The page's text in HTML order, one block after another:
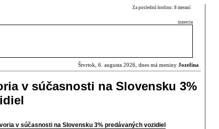
Za poslednú hodinu: 8 meraní
inzercia
Štvrtok, 6. augusta 2026, dnes má meniny Jozefína
v súčasnosti na Slovensku 3%
v súčasnosti na Slovensku 3% predávaných vozidiel